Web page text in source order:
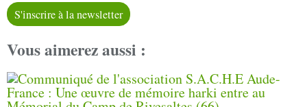
S'inscrire à la newsletter
Vous aimerez aussi :